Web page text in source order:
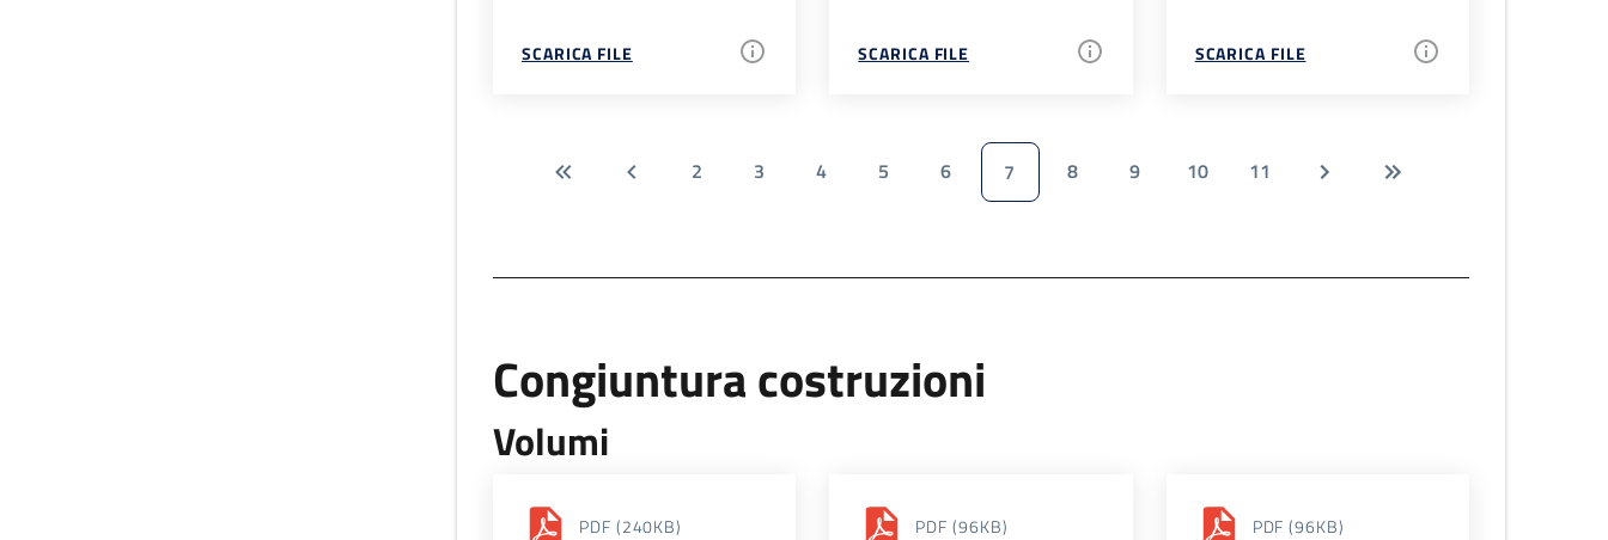
SCARICA FILE SCARICA FILE SCARICA FILE
2 3 4 5 6 7 8 9 10 11
Congiuntura costruzioni
Volumi
PDF (240KB) PDF (96KB) PDF (96KB)